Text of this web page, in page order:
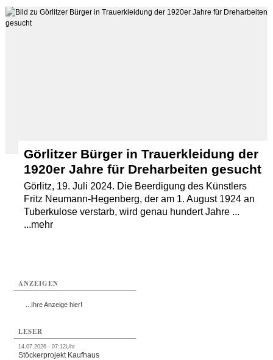
Görlitzer Bürger in Trauerkleidung der
1920er Jahre für Dreharbeiten gesucht
Görlitz, 19. Juli 2024. Die Beerdigung des Künstlers
Fritz Neumann-Hegenberg, der am 1. August 1924 an
Tuberkulose verstarb, wird genau hundert Jahre ...
...mehr
ANZEIGEN
...Ihre Anzeige hier!
LESER
14.07.2026 - 07:12Uhr
Stöckerprojekt Kaufhaus